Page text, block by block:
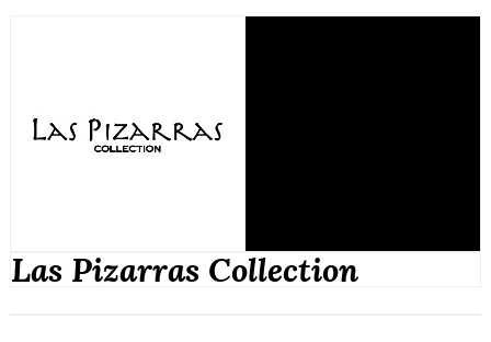
Las Pizarras Collection